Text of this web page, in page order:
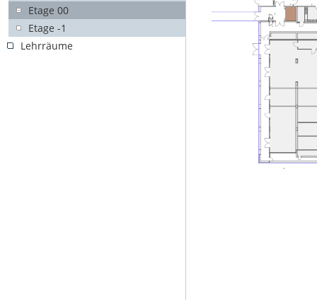
Etage 00
Etage -1
Lehrräume